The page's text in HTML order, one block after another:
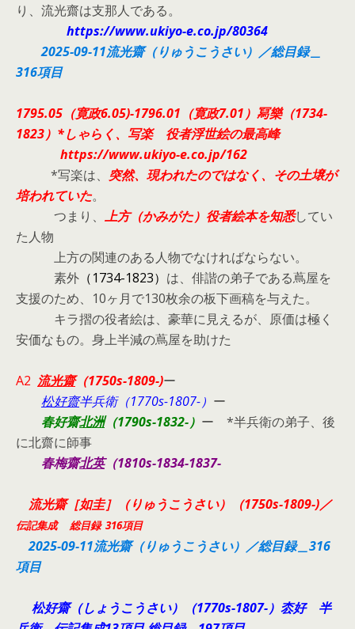
り、流光齋は支那人である。
https://www.ukiyo-e.co.jp/80364
2025-09-11流光齋（りゅうこうさい）／総目録＿
316項目
1795.05（寛政6.05)-1796.01（寛政7.01）冩樂（1734-
1823）*しゃらく、写楽 役者浮世絵の最高峰
https://www.ukiyo-e.co.jp/162
*写楽は、 突然、現われたのではなく、その土壌が
培われていた。
つまり、 上方（かみがた）役者絵本を知悉してい
た人物
上方の関連のある人物でなければならない。
素外 （1734-1823） は、俳諧の弟子である蔦屋を
支援のため、10ヶ月で130枚余の板下画稿を与えた。
キラ摺の役者絵は、豪華に見えるが、原価は極く
安価なもの。身上半減の蔦屋を助けた
A2 流光齋（1750s-1809-)ー
松好齋半兵衛（1770s-1807-） ー
春好齋北洲（1790s-1832-） ー *半兵衛の弟子、後
に北齋に師事
春梅齋北英（1810s-1834-1837-
流光齋［如圭］（りゅうこうさい）（1750s-1809-)／
伝記集成 総目録 316項目
2025-09-11流光齋（りゅうこうさい）／総目録＿316
項目
松好齋（しょうこうさい）（1770s-1807-）枩好 半